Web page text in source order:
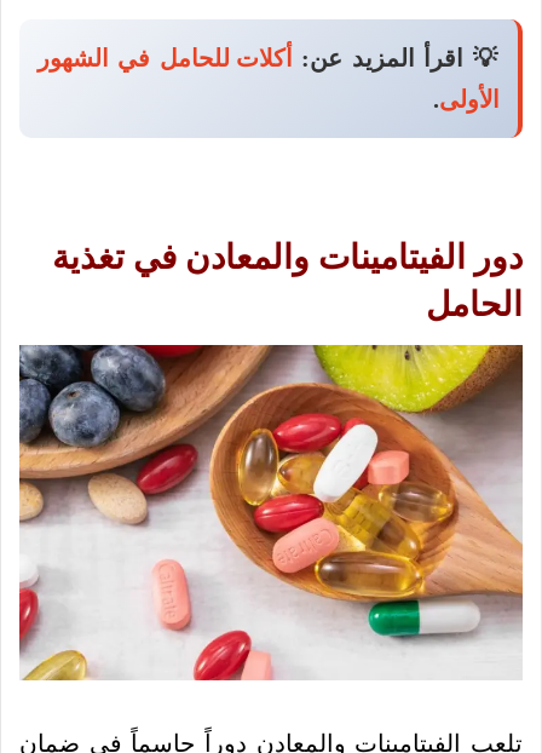
💡 اقرأ المزيد عن: أكلات للحامل في الشهور
الأولى.
دور الفيتامينات والمعادن في تغذية
الحامل
تلعب الفيتامينات والمعادن دوراً حاسماً في ضمان